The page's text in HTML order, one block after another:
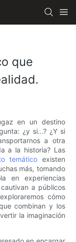
que
en un destino
¿y si...? ¿Y si
a otra
a la historia? Las
temático existen
más, tomando
en experiencias
a públicos
cómo
combinan y los
la imaginación